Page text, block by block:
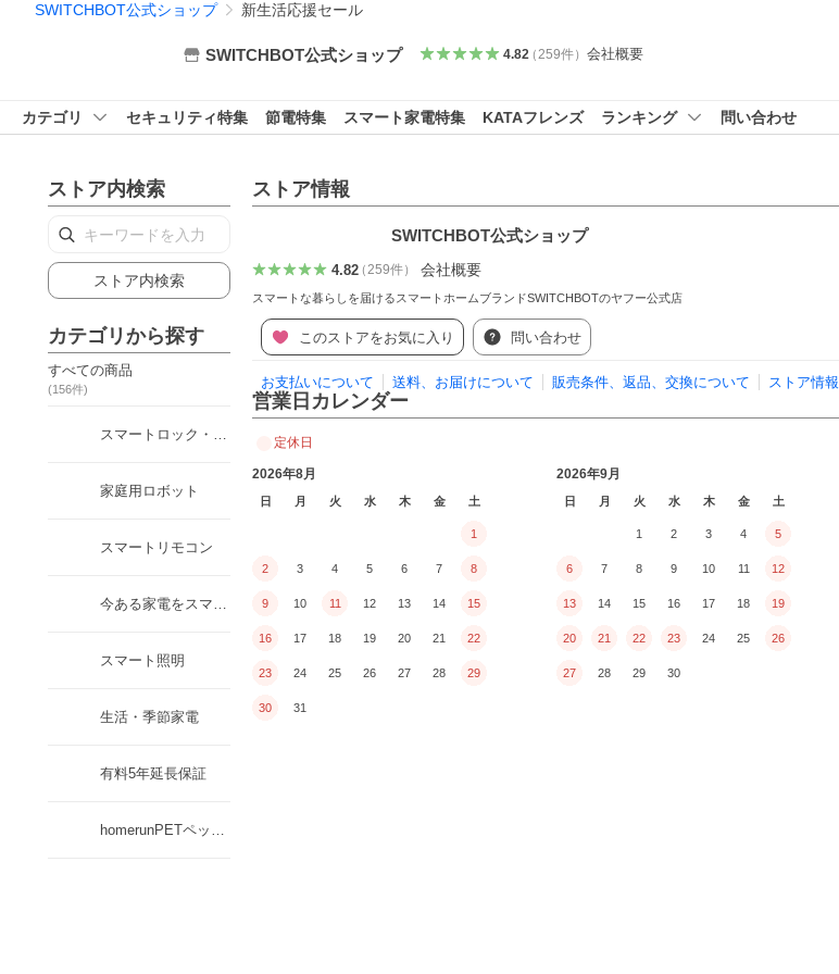
SWITCHBOT公式ショップ 新生活応援セール
SWITCHBOT公式ショップ 4.82（ 259件） 会社概要
カテゴリ セキュリティ特集 節電特集 スマート家電特集 KATAフレンズ ランキング 問い合わせ
ストア内検索
ストア内検索
カテゴリから探す
すべての商品
(156件)
スマートロック・セキュリティ
家庭用ロボット
スマートリモコン
今ある家電をスマートに
スマート照明
生活・季節家電
有料5年延長保証
homerunPETペット用品
ストア情報
SWITCHBOT公式ショップ
4.82（259件） 会社概要
スマートな暮らしを届けるスマートホームブランドSWITCHBOTのヤフー公式店
このストアをお気に入り 問い合わせ
お支払いについて 送料、お届けについて 販売条件、返品、交換について ストア情報
営業日カレンダー
定休日
2026年8月
日 月 火 水 木 金 土
1
2 3 4 5 6 7 8
9 10 11 12 13 14 15
16 17 18 19 20 21 22
23 24 25 26 27 28 29
30 31
2026年9月
日 月 火 水 木 金 土
1 2 3 4 5
6 7 8 9 10 11 12
13 14 15 16 17 18 19
20 21 22 23 24 25 26
27 28 29 30